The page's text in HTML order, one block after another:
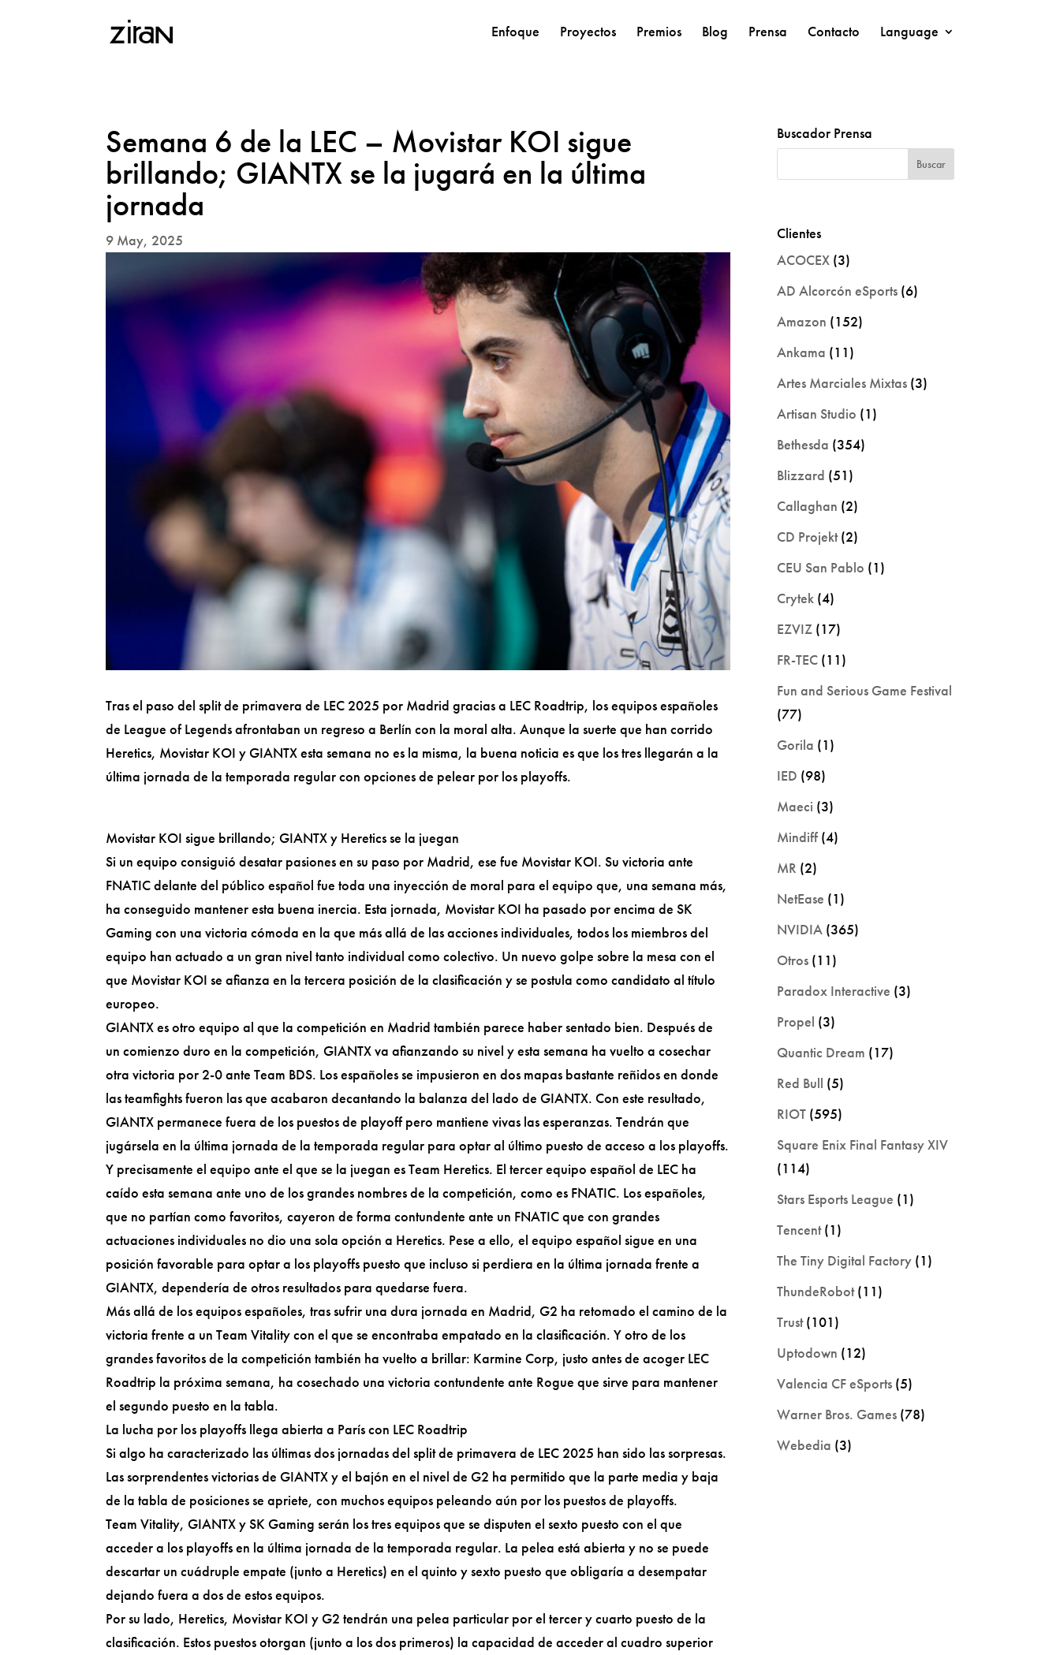
Enfoque Proyectos Premios Blog Prensa Contacto Language
Semana 6 de la LEC – Movistar KOI sigue
brillando; GIANTX se la jugará en la última
jornada
9 May, 2025
Tras el paso del split de primavera de LEC 2025 por Madrid gracias a LEC Roadtrip, los equipos españoles
de League of Legends afrontaban un regreso a Berlín con la moral alta. Aunque la suerte que han corrido
Heretics, Movistar KOI y GIANTX esta semana no es la misma, la buena noticia es que los tres llegarán a la
última jornada de la temporada regular con opciones de pelear por los playoffs.
Movistar KOI sigue brillando; GIANTX y Heretics se la juegan
Si un equipo consiguió desatar pasiones en su paso por Madrid, ese fue Movistar KOI. Su victoria ante
FNATIC delante del público español fue toda una inyección de moral para el equipo que, una semana más,
ha conseguido mantener esta buena inercia. Esta jornada, Movistar KOI ha pasado por encima de SK
Gaming con una victoria cómoda en la que más allá de las acciones individuales, todos los miembros del
equipo han actuado a un gran nivel tanto individual como colectivo. Un nuevo golpe sobre la mesa con el
que Movistar KOI se afianza en la tercera posición de la clasificación y se postula como candidato al título
europeo.
GIANTX es otro equipo al que la competición en Madrid también parece haber sentado bien. Después de
un comienzo duro en la competición, GIANTX va afianzando su nivel y esta semana ha vuelto a cosechar
otra victoria por 2-0 ante Team BDS. Los españoles se impusieron en dos mapas bastante reñidos en donde
las teamfights fueron las que acabaron decantando la balanza del lado de GIANTX. Con este resultado,
GIANTX permanece fuera de los puestos de playoff pero mantiene vivas las esperanzas. Tendrán que
jugársela en la última jornada de la temporada regular para optar al último puesto de acceso a los playoffs.
Y precisamente el equipo ante el que se la juegan es Team Heretics. El tercer equipo español de LEC ha
caído esta semana ante uno de los grandes nombres de la competición, como es FNATIC. Los españoles,
que no partían como favoritos, cayeron de forma contundente ante un FNATIC que con grandes
actuaciones individuales no dio una sola opción a Heretics. Pese a ello, el equipo español sigue en una
posición favorable para optar a los playoffs puesto que incluso si perdiera en la última jornada frente a
GIANTX, dependería de otros resultados para quedarse fuera.
Más allá de los equipos españoles, tras sufrir una dura jornada en Madrid, G2 ha retomado el camino de la
victoria frente a un Team Vitality con el que se encontraba empatado en la clasificación. Y otro de los
grandes favoritos de la competición también ha vuelto a brillar: Karmine Corp, justo antes de acoger LEC
Roadtrip la próxima semana, ha cosechado una victoria contundente ante Rogue que sirve para mantener
el segundo puesto en la tabla.
La lucha por los playoffs llega abierta a París con LEC Roadtrip
Si algo ha caracterizado las últimas dos jornadas del split de primavera de LEC 2025 han sido las sorpresas.
Las sorprendentes victorias de GIANTX y el bajón en el nivel de G2 ha permitido que la parte media y baja
de la tabla de posiciones se apriete, con muchos equipos peleando aún por los puestos de playoffs.
Team Vitality, GIANTX y SK Gaming serán los tres equipos que se disputen el sexto puesto con el que
acceder a los playoffs en la última jornada de la temporada regular. La pelea está abierta y no se puede
descartar un cuádruple empate (junto a Heretics) en el quinto y sexto puesto que obligaría a desempatar
dejando fuera a dos de estos equipos.
Por su lado, Heretics, Movistar KOI y G2 tendrán una pelea particular por el tercer y cuarto puesto de la
clasificación. Estos puestos otorgan (junto a los dos primeros) la capacidad de acceder al cuadro superior
Buscador Prensa
Clientes
ACOCEX (3)
AD Alcorcón eSports (6)
Amazon (152)
Ankama (11)
Artes Marciales Mixtas (3)
Artisan Studio (1)
Bethesda (354)
Blizzard (51)
Callaghan (2)
CD Projekt(2)
CEU San Pablo (1)
Crytek (4)
EZVIZ (17)
FR-TEC (11)
Fun and Serious Game Festival
(77)
Gorila (1)
IED (98)
Maeci (3)
Mindiff (4)
MR (2)
NetEase (1)
NVIDIA (365)
Otros (11)
Paradox Interactive (3)
Propel (3)
Quantic Dream (17)
Red Bull (5)
RIOT (595)
Square Enix Final Fantasy XIV
(114)
Stars Esports League (1)
Tencent(1)
The Tiny Digital Factory (1)
ThundeRobot(11)
Trust(101)
Uptodown (12)
Valencia CF eSports (5)
Warner Bros. Games (78)
Webedia (3)